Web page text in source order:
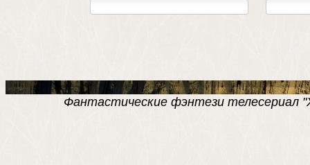
Фантастические фэнтези телесериал